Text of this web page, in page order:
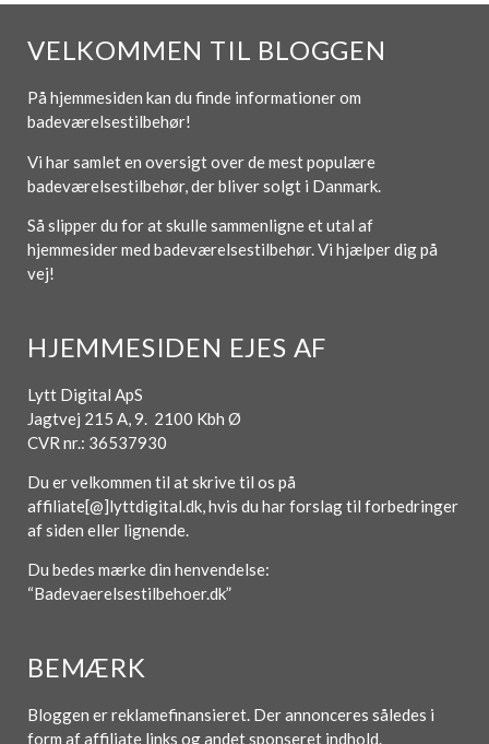
VELKOMMEN TIL BLOGGEN
På hjemmesiden kan du finde informationer om
badeværelsestilbehør!
Vi har samlet en oversigt over de mest populære
badeværelsestilbehør, der bliver solgt i Danmark.
Så slipper du for at skulle sammenligne et utal af
hjemmesider med badeværelsestilbehør. Vi hjælper dig på
vej!
HJEMMESIDEN EJES AF
Lytt Digital ApS
Jagtvej 215 A, 9. 2100 Kbh Ø
CVR nr.: 36537930
Du er velkommen til at skrive til os på
affiliate[@]lyttdigital.dk, hvis du har forslag til forbedringer
af siden eller lignende.
Du bedes mærke din henvendelse:
“Badevaerelsestilbehoer.dk”
BEMÆRK
Bloggen er reklamefinansieret. Der annonceres således i
form af affiliate links og andet sponseret indhold.